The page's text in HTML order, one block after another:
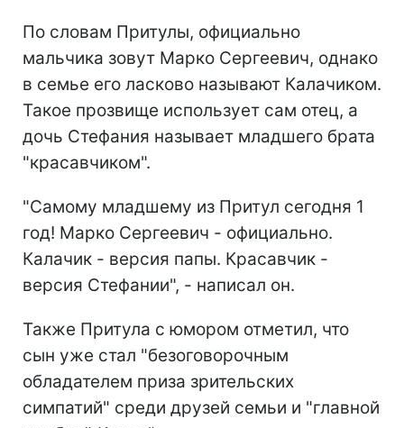
По словам Притулы, официально
мальчика зовут Марко Сергеевич, однако
в семье его ласково называют Калачиком.
Такое прозвище использует сам отец, а
дочь Стефания называет младшего брата
"красавчиком".
"Самому младшему из Притул сегодня 1
год! Марко Сергеевич - официально.
Калачик - версия папы. Красавчик -
версия Стефании", - написал он.
Также Притула с юмором отметил, что
сын уже стал "безоговорочным
обладателем приза зрительских
симпатий" среди друзей семьи и "главной